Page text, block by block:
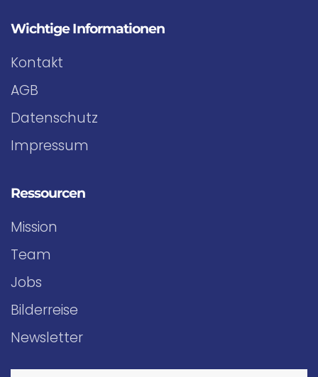
Wichtige Informationen
Kontakt
AGB
Datenschutz
Impressum
Ressourcen
Mission
Team
Jobs
Bilderreise
Newsletter